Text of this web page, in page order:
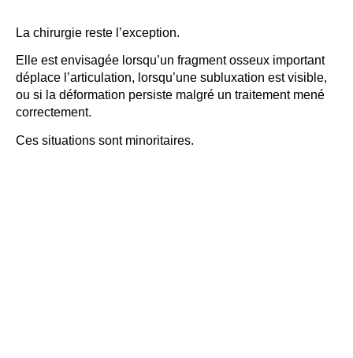
La chirurgie reste l’exception.
Elle est envisagée lorsqu’un fragment osseux important
déplace l’articulation, lorsqu’une subluxation est visible,
ou si la déformation persiste malgré un traitement mené
correctement.
Ces situations sont minoritaires.